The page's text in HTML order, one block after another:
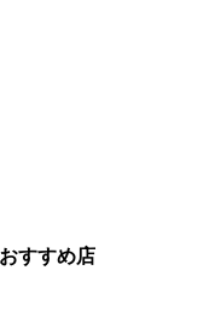
すすめ店